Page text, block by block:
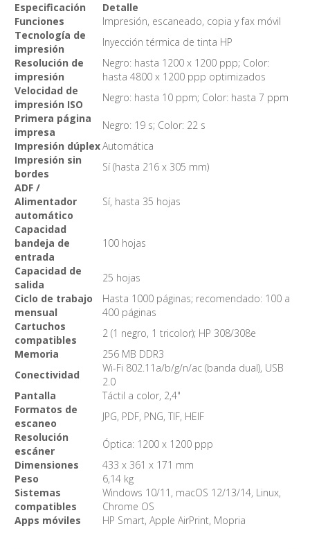
Especificación
Detalle
Funciones
Impresión, escaneado, copia y fax móvil
Tecnología de
impresión
Inyección térmica de tinta HP
Resolución de
impresión
Negro: hasta 1200 x 1200 ppp; Color:
hasta 4800 x 1200 ppp optimizados
Velocidad de
impresión ISO
Negro: hasta 10 ppm; Color: hasta 7 ppm
Primera página
impresa
Negro: 19 s; Color: 22 s
Impresión dúplexAutomática
Impresión sin
bordes
Sí (hasta 216 x 305 mm)
ADF /
Alimentador
automático
Sí, hasta 35 hojas
Capacidad
bandeja de
entrada
100 hojas
Capacidad de
salida
25 hojas
Ciclo de trabajo
mensual
Hasta 1000 páginas; recomendado: 100 a
400 páginas
Cartuchos
compatibles
2 (1 negro, 1 tricolor); HP 308/308e
Memoria
256 MB DDR3
Conectividad
Wi-Fi 802.11a/b/g/n/ac (banda dual), USB
2.0
Pantalla
Táctil a color, 2,4"
Formatos de
escaneo
JPG, PDF, PNG, TIF, HEIF
Resolución
escáner
Óptica: 1200 x 1200 ppp
Dimensiones
433 x 361 x 171 mm
Peso
6,14 kg
Sistemas
compatibles
Windows 10/11, macOS 12/13/14, Linux,
Chrome OS
Apps móviles
HP Smart, Apple AirPrint, Mopria